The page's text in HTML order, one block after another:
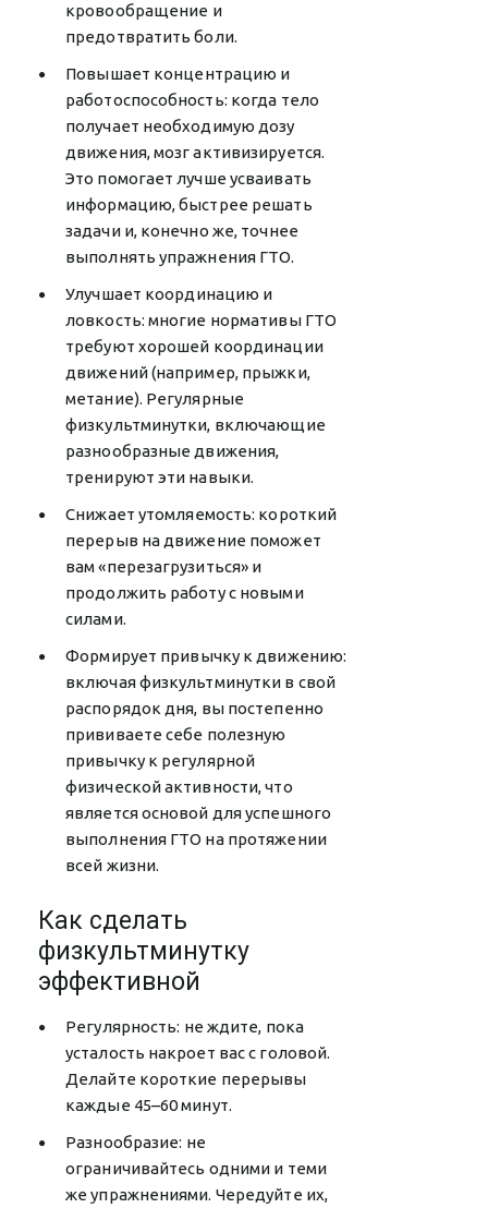
кровообращение и
предотвратить боли.
Повышает концентрацию и
работоспособность: когда тело
получает необходимую дозу
движения, мозг активизируется.
Это помогает лучше усваивать
информацию, быстрее решать
задачи и, конечно же, точнее
выполнять упражнения ГТО.
Улучшает координацию и
ловкость: многие нормативы ГТО
требуют хорошей координации
движений (например, прыжки,
метание). Регулярные
физкультминутки, включающие
разнообразные движения,
тренируют эти навыки.
Снижает утомляемость: короткий
перерыв на движение поможет
вам «перезагрузиться» и
продолжить работу с новыми
силами.
Формирует привычку к движению:
включая физкультминутки в свой
распорядок дня, вы постепенно
прививаете себе полезную
привычку к регулярной
физической активности, что
является основой для успешного
выполнения ГТО на протяжении
всей жизни.
Как сделать
физкультминутку
эффективной
Регулярность: не ждите, пока
усталость накроет вас с головой.
Делайте короткие перерывы
каждые 45–60 минут.
Разнообразие: не
ограничивайтесь одними и теми
же упражнениями. Чередуйте их,